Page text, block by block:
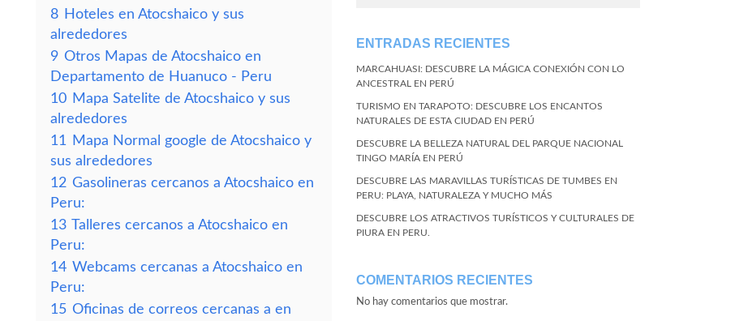
8 Hoteles en Atocshaico y sus
alrededores
9 Otros Mapas de Atocshaico en
Departamento de Huanuco - Peru
10 Mapa Satelite de Atocshaico y sus
alrededores
11
Mapa Normal google de Atocshaico y
sus alrededores
12 Gasolineras cercanos a Atocshaico en
Peru:
13 Talleres cercanos a Atocshaico en
Peru:
14 Webcams cercanas a Atocshaico en
Peru:
15 Oficinas de correos cercanas a en
ENTRADAS RECIENTES
MARCAHUASI: DESCUBRE LA MÁGICA CONEXIÓN CON LO
ANCESTRAL EN PERÚ
TURISMO EN TARAPOTO: DESCUBRE LOS ENCANTOS
NATURALES DE ESTA CIUDAD EN PERÚ
DESCUBRE LA BELLEZA NATURAL DEL PARQUE NACIONAL
TINGO MARÍA EN PERÚ
DESCUBRE LAS MARAVILLAS TURÍSTICAS DE TUMBES EN
PERU: PLAYA, NATURALEZA Y MUCHO MÁS
DESCUBRE LOS ATRACTIVOS TURÍSTICOS Y CULTURALES DE
PIURA EN PERU.
COMENTARIOS RECIENTES
No hay comentarios que mostrar.